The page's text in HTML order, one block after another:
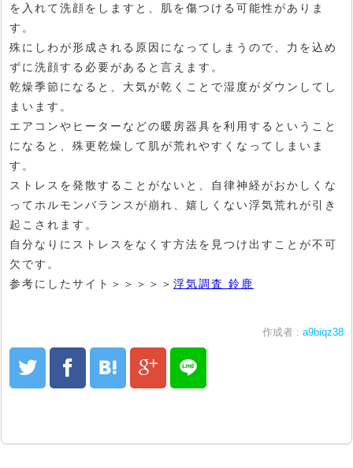
を入れて洗顔をしますと、肌を傷つける可能性がありま
す。
殊にしわが形成される原因になってしまうので、力を込め
ずに洗顔する必要があると言えます。
乾燥季節になると、大気が乾くことで湿度がダウンしてし
まいます。
エアコンやヒーターなどの暖房器具を利用するということ
になると、殊更乾燥して肌が荒れやすくなってしまいま
す。
ストレスを発散することがないと、自律神経がおかしくな
ってホルモンバランスが崩れ、嬉しくない浮気荒れが引き
起こされます。
自分なりにストレスをなくす方法を見つけ出すことが不可
欠です。
参考にしたサイト＞＞＞＞＞ 浮気調査 鈴鹿
作成者 : a9biqz38